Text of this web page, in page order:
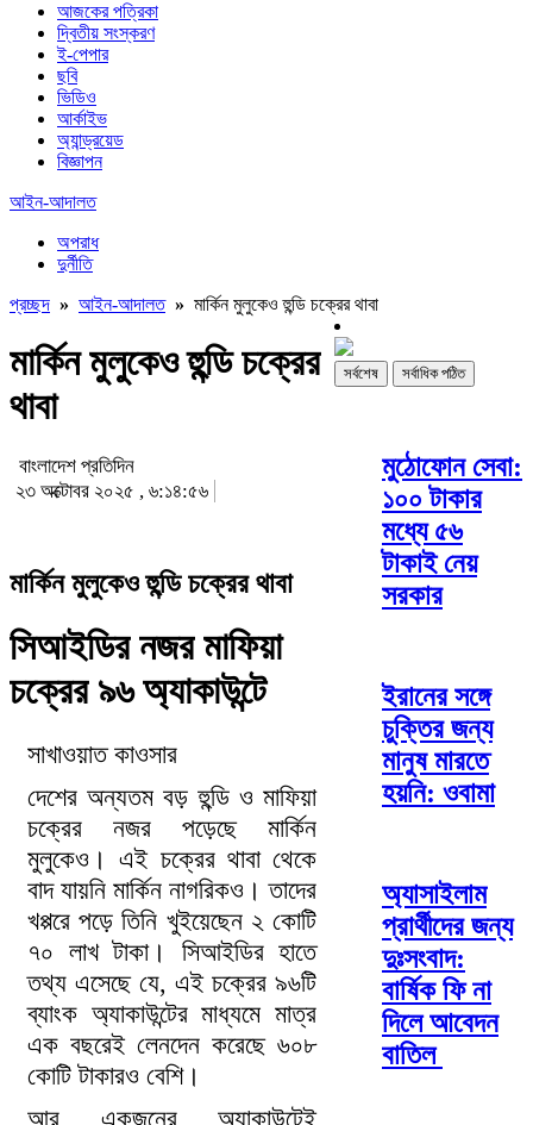
আজকের পত্রিকা
দ্বিতীয় সংস্করণ
ই-পেপার
ছবি
ভিডিও
আর্কাইভ
অ্যান্ড্রয়েড
বিজ্ঞাপন
আইন-আদালত
অপরাধ
দুর্নীতি
প্রচ্ছদ » আইন-আদালত» মার্কিন মুলুকেও হুন্ডি চক্রের থাবা
মার্কিন মুলুকেও হুন্ডি চক্রের
থাবা
বাংলাদেশ প্রতিদিন
২৩ অক্টোবর ২০২৫ , ৬:১৪:৫৬
মার্কিন মুলুকেও হুন্ডি চক্রের থাবা
সিআইডির নজর মাফিয়া
চক্রের ৯৬ অ্যাকাউন্টে
সাখাওয়াত কাওসার
দেশের অন্যতম বড় হুন্ডি ও মাফিয়া
চক্রের নজর পড়েছে মার্কিন
মুলুকেও। এই চক্রের থাবা থেকে
বাদ যায়নি মার্কিন নাগরিকও। তাদের
খপ্পরে পড়ে তিনি খুইয়েছেন ২ কোটি
৭০ লাখ টাকা। সিআইডির হাতে
তথ্য এসেছে যে, এই চক্রের ৯৬টি
ব্যাংক অ্যাকাউন্টের মাধ্যমে মাত্র
এক বছরেই লেনদেন করেছে ৬০৮
কোটি টাকারও বেশি।
আর একজনের অ্যাকাউন্টেই
সর্বশেষ সর্বাধিক পঠিত
মুঠোফোন সেবা:
১০০ টাকার
মধ্যে ৫৬
টাকাই নেয়
সরকার
ইরানের সঙ্গে
চুক্তির জন্য
মানুষ মারতে
হয়নি: ওবামা
অ্যাসাইলাম
প্রার্থীদের জন্য
দুঃসংবাদ:
বার্ষিক ফি না
দিলে আবেদন
বাতিল